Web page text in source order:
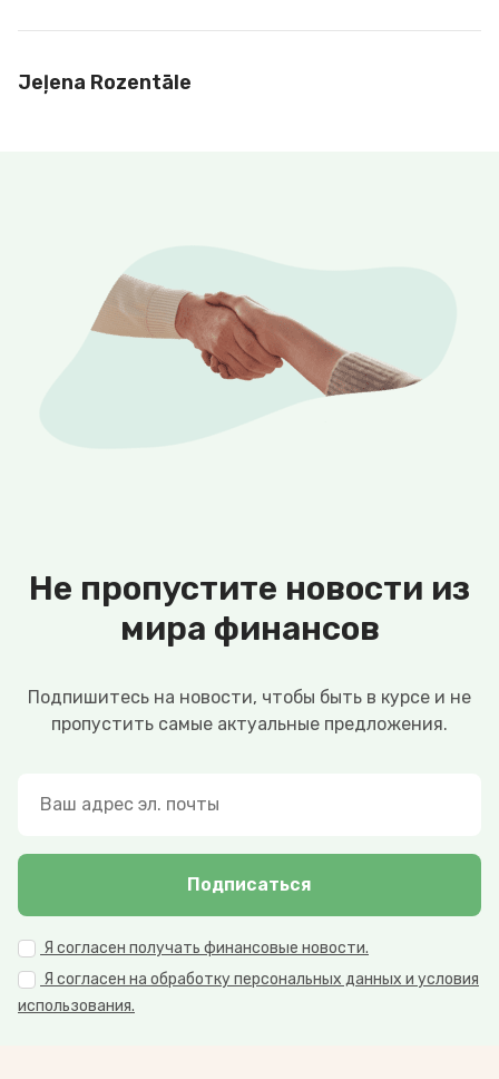
Jeļena Rozentāle
Не пропустите новости из
мира финансов
Подпишитесь на новости, чтобы быть в курсе и не
пропустить самые актуальные предложения.
Подписаться
Я согласен получать финансовые новости.
Я согласен на обработку персональных данных и условия
использования.